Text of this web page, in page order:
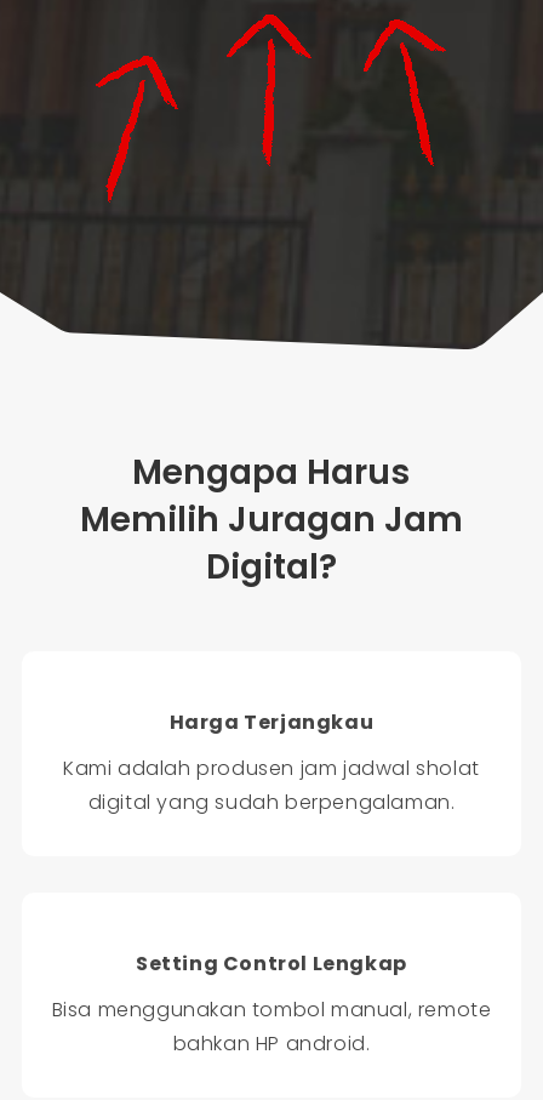
Mengapa Harus
Memilih Juragan Jam
Digital?
Harga Terjangkau
Kami adalah produsen jam jadwal sholat
digital yang sudah berpengalaman.
Setting Control Lengkap
Bisa menggunakan tombol manual, remote
bahkan HP android.